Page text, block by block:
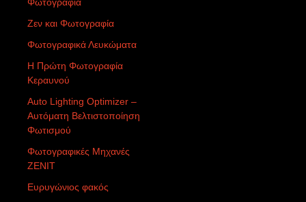
Ζεν και Φωτογραφία
Φωτογραφικά Λευκώματα
Η Πρώτη Φωτογραφία
Κεραυνού
Auto Lighting Optimizer –
Αυτόματη Βελτιστοποίηση
Φωτισμού
Φωτογραφικές Μηχανές
ZENIT
Ευρυγώνιος φακός